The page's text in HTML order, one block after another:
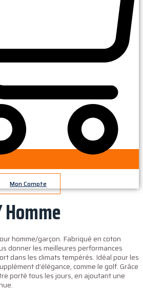
Mon Compte
Homme
homme/garçon. Fabriqué en coton
donner les meilleures performances
dans les climats tempérés. Idéal pour les
d’élégance, comme le golf. Grâce
porté tous les jours, en ajoutant une